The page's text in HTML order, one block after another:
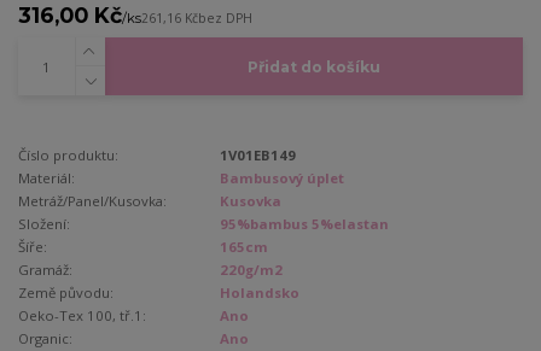
316,00 Kč/ks261,16 Kčbez DPH
Přidat do košíku
Číslo produktu:
1V01EB149
Materiál:
Bambusový úplet
Metráž/Panel/Kusovka:
Kusovka
Složení:
95%bambus 5%elastan
Šíře:
165cm
Gramáž:
220g/m2
Země původu:
Holandsko
Oeko-Tex 100, tř.1:
Ano
Organic:
Ano